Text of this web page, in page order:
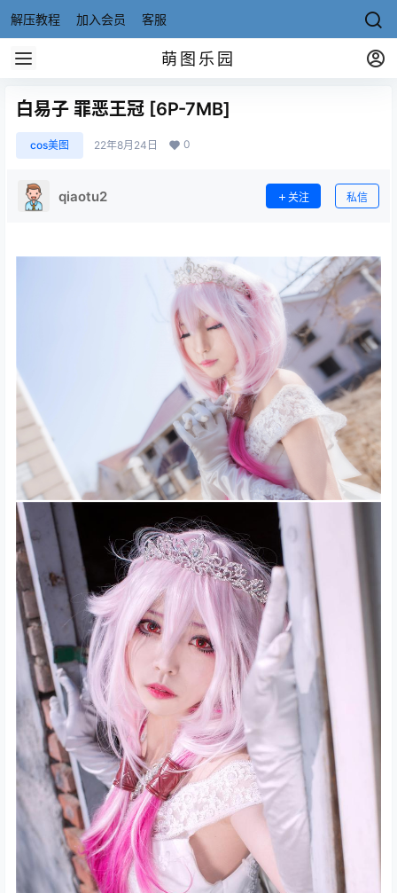
解压教程 加入会员 客服
萌图乐园
白易子 罪恶王冠 [6P-7MB]
cos美图 22年8月24日 0
qiaotu2 关注 私信